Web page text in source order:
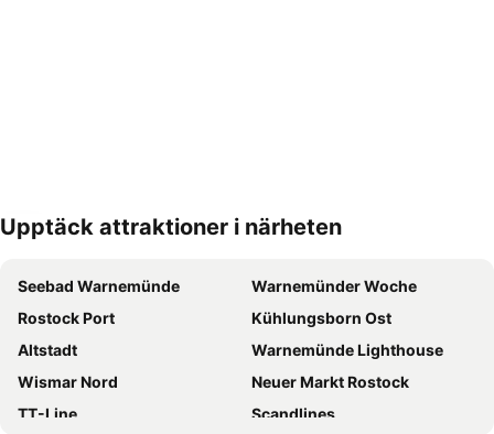
Förstora kartan
Upptäck attraktioner i närheten
Seebad Warnemünde
Warnemünder Woche
Rostock Port
Kühlungsborn Ost
Altstadt
Warnemünde Lighthouse
Wismar Nord
Neuer Markt Rostock
TT-Line
Scandlines